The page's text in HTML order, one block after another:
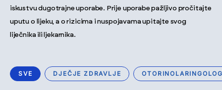
iskustvu dugotrajne uporabe. Prije uporabe pažljivo pročitajte
uputu o lijeku, a o rizicima i nuspojavama upitajte svog
liječnika ili ljekarnika.
SVE DJEČJE ZDRAVLJE